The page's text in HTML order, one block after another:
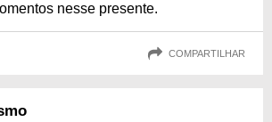
nesse presente.
COMPARTILHAR